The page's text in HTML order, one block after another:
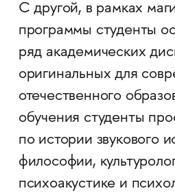
С другой, в рамках
программы студенты
ряд академических
оригинальных для
отечественного
обучения студенты
по истории звукового
философии,
психоакустике и